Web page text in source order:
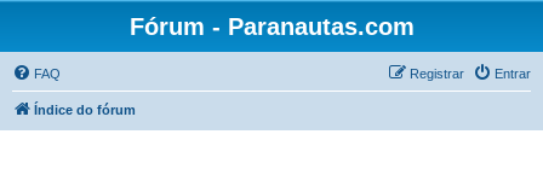
Fórum - Paranautas.com
FAQ Entrar
Registrar
Índice do fórum